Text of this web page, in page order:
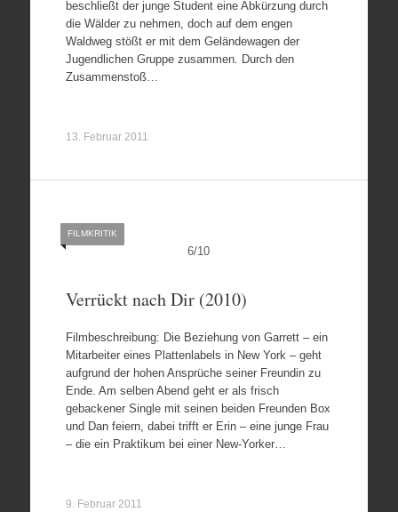
beschließt der junge Student eine Abkürzung durch
die Wälder zu nehmen, doch auf dem engen
Waldweg stößt er mit dem Geländewagen der
Jugendlichen Gruppe zusammen. Durch den
Zusammenstoß…
13. Februar 2011
6/10
FILMKRITIK
Verrückt nach Dir (2010)
Filmbeschreibung: Die Beziehung von Garrett – ein
Mitarbeiter eines Plattenlabels in New York – geht
aufgrund der hohen Ansprüche seiner Freundin zu
Ende. Am selben Abend geht er als frisch
gebackener Single mit seinen beiden Freunden Box
und Dan feiern, dabei trifft er Erin – eine junge Frau
– die ein Praktikum bei einer New-Yorker…
9. Februar 2011